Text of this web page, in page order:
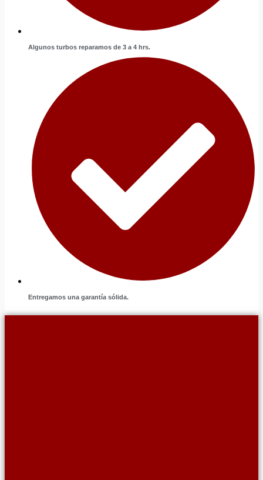
Algunos turbos reparamos de 3 a 4 hrs.
Entregamos una garantía sólida.